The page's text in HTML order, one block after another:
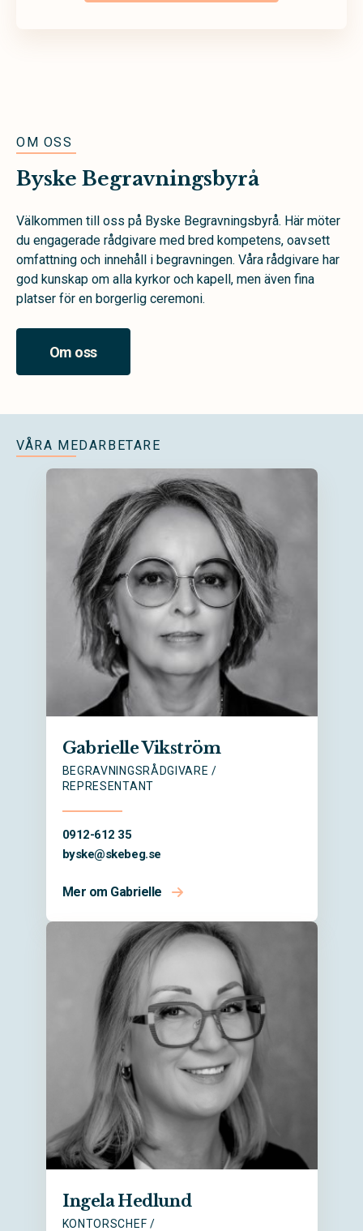
OM OSS
Byske Begravningsbyrå
Välkommen till oss på Byske Begravningsbyrå. Här möter
du engagerade rådgivare med bred kompetens, oavsett
omfattning och innehåll i begravningen. Våra rådgivare har
god kunskap om alla kyrkor och kapell, men även fina
platser för en borgerlig ceremoni.
Om oss
VÅRA MEDARBETARE
Gabrielle Vikström
BEGRAVNINGSRÅDGIVARE /
REPRESENTANT
0912-612 35
byske@skebeg.se
Mer om Gabrielle
Ingela Hedlund
KONTORSCHEF /